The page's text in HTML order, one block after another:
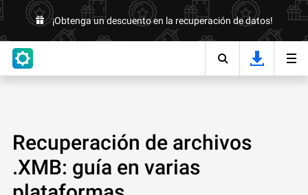
¡Obtenga un descuento en la recuperación de datos!
Recuperación de archivos
.XMB: guía en varias